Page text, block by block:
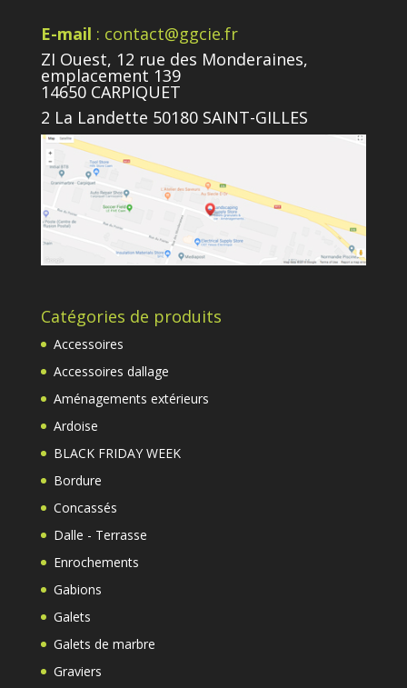
E-mail : contact@ggcie.fr
ZI Ouest, 12 rue des Monderaines,
emplacement 139
14650 CARPIQUET
2 La Landette 50180 SAINT-GILLES
Catégories de produits
Accessoires
Accessoires dallage
Aménagements extérieurs
Ardoise
BLACK FRIDAY WEEK
Bordure
Concassés
Dalle - Terrasse
Enrochements
Gabions
Galets
Galets de marbre
Graviers